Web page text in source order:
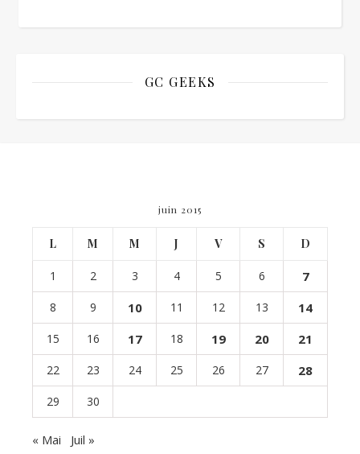
GC GEEKS
juin 2015
L M M J V S D
1 2 3 4 5 6 7
8 9 10 11 12 13 14
15 16 17 18 19 20 21
22 23 24 25 26 27 28
29 30
« Mai Juil »